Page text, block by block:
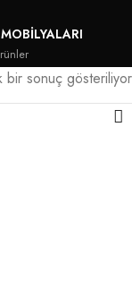
bir sonuç gösteriliyor